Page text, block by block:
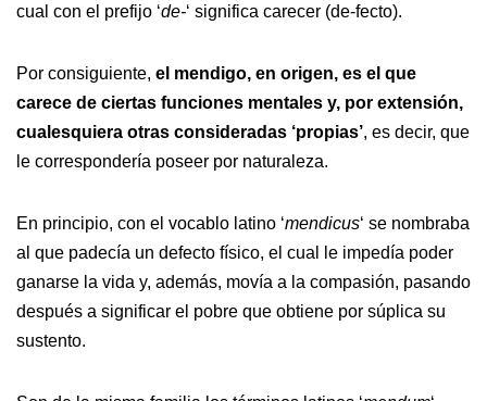
cual con el prefijo ‘de-‘ significa carecer (de-fecto).
Por consiguiente, el mendigo, en origen, es el que
carece de ciertas funciones mentales y, por extensión,
cualesquiera otras consideradas ‘propias’, es decir, que
le correspondería poseer por naturaleza.
En principio, con el vocablo latino ‘mendicus‘ se nombraba
al que padecía un defecto físico, el cual le impedía poder
ganarse la vida y, además, movía a la compasión, pasando
después a significar el pobre que obtiene por súplica su
sustento.